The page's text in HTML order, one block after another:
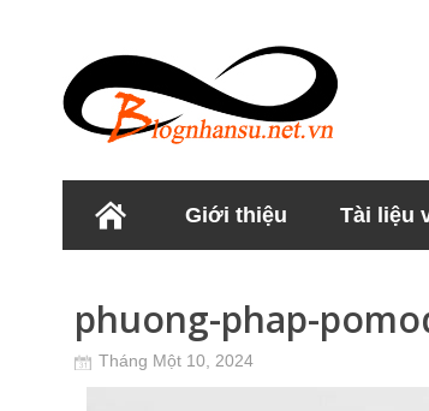
Giới thiệu Tài liệu
phuong-phap-
Tháng Một 10, 2024